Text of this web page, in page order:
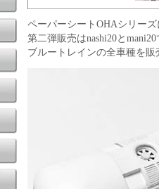
ペーパーシートOHAシリー
第二弾販売はnashi20と
ブルートレインの全車種を